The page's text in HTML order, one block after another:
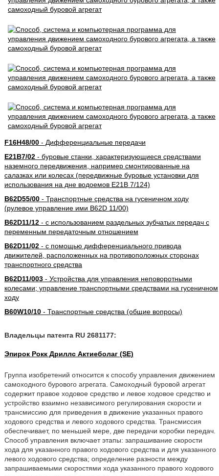
F16H48/00- Дифференциальные передачи
E21B7/02- буровые станки, характеризующиеся средствами
наземного передвижения, например смонтированные на
салазках или колесах (передвижные буровые установки для
использования на дне водоемов E21B 7/124)
B62D55/00- Транспортные средства на гусеничном ходу
(рулевое управление ими B62D 11/00)
B62D11/12- с использованием раздельных зубчатых передач с
переменным передаточным отношением
B62D11/02- с помощью дифференциального привода
движителей, расположенных на противоположных сторонах
транспортного средства
B62D11/003- Устройства для управления неповоротными
колесами; управление транспортными средствами на гусеничном
ходу
B60W10/10- Транспортные средства (общие вопросы)
Владельцы патента RU 2681177:
Эпирок Рокк Дриллс Актиеболаг (SE)
Группа изобретений относится к способу управления движением
самоходного бурового агрегата. Самоходный буровой агрегат
содержит правое ходовое средство и левое ходовое средство и
устройство взаимно независимого регулирования скорости и
трансмиссию для приведения в движение указанных правого
ходового средства и левого ходового средства. Трансмиссия
обеспечивает, по меньшей мере, две передачи коробки передач.
Способ управления включает этапы: запрашивание скорости
хода для указанного правого ходового средства и для указанного
левого ходового средства; определение разности между
запрашиваемыми скоростями хода указанного правого ходового